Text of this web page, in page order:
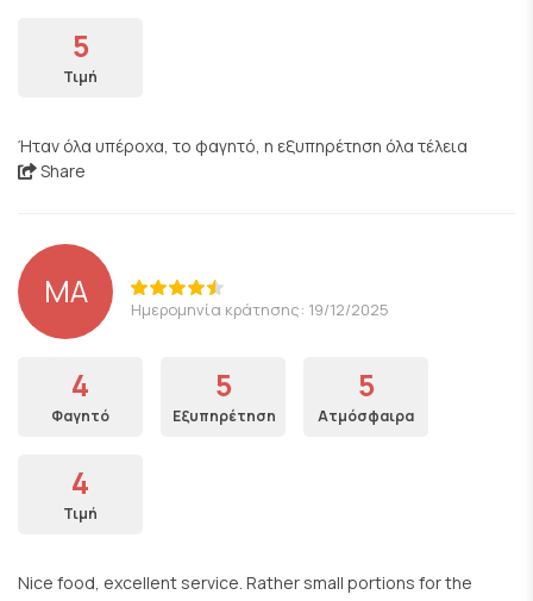
5
Τιμή
Ήταν όλα υπέροχα, το φαγητό, η εξυπηρέτηση όλα τέλεια
Share
ΜΑ Ημερομηνία κράτησης: 19/12/2025
4
Φαγητό
5
Εξυπηρέτηση
5
Ατμόσφαιρα
4
Τιμή
Nice food, excellent service. Rather small portions for the